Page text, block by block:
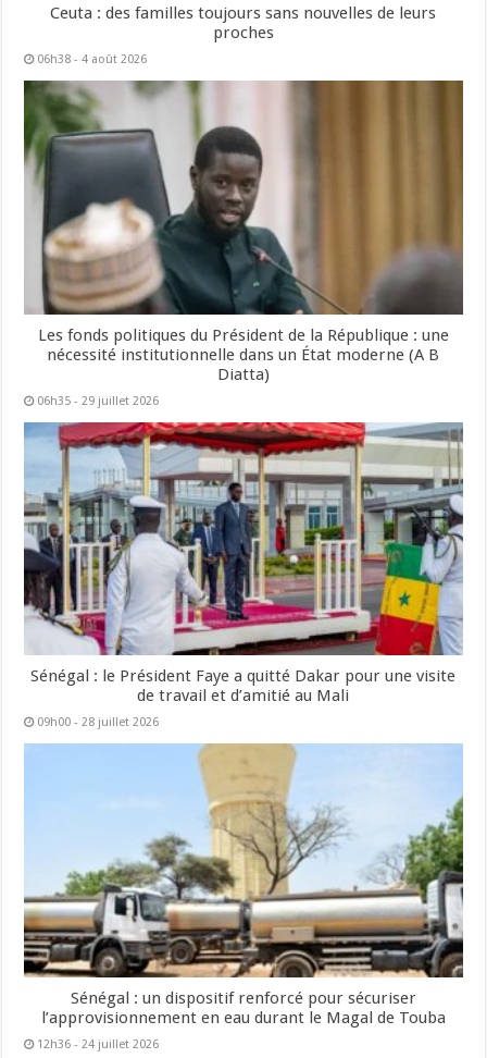
Ceuta : des familles toujours sans nouvelles de leurs
proches
06h38 - 4 août 2026
Les fonds politiques du Président de la République : une
nécessité institutionnelle dans un État moderne (A B
Diatta)
06h35 - 29 juillet 2026
Sénégal : le Président Faye a quitté Dakar pour une visite
de travail et d’amitié au Mali
09h00 - 28 juillet 2026
Sénégal : un dispositif renforcé pour sécuriser
l’approvisionnement en eau durant le Magal de Touba
12h36 - 24 juillet 2026